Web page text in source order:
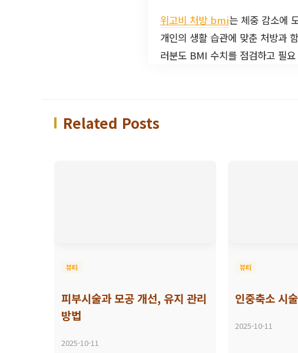
위고비 처방 bmi는 체중 감소에
개인의 생활 습관에 맞춘 처방과
러분도 BMI 수치를 점검하고 필
Related Posts
뷰티
피부시술과 모공 개선, 유지 관리
방법
2025-10-11
뷰티
인중축소 시
2025-10-11